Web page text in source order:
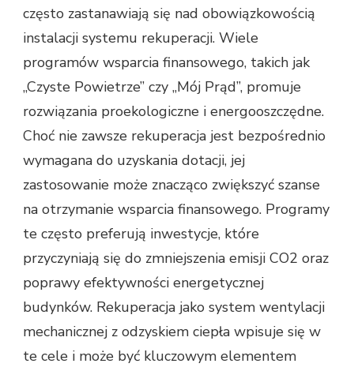
często zastanawiają się nad obowiązkowością
instalacji systemu rekuperacji. Wiele
programów wsparcia finansowego, takich jak
„Czyste Powietrze” czy „Mój Prąd”, promuje
rozwiązania proekologiczne i energooszczędne.
Choć nie zawsze rekuperacja jest bezpośrednio
wymagana do uzyskania dotacji, jej
zastosowanie może znacząco zwiększyć szanse
na otrzymanie wsparcia finansowego. Programy
te często preferują inwestycje, które
przyczyniają się do zmniejszenia emisji CO2 oraz
poprawy efektywności energetycznej
budynków. Rekuperacja jako system wentylacji
mechanicznej z odzyskiem ciepła wpisuje się w
te cele i może być kluczowym elementem